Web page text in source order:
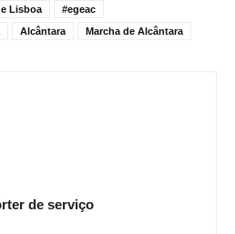
Lisboa
#egeac
Alcântara Marcha de Alcântara
de serviço